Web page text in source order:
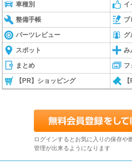
車種別 イ
整備手帳 ブ
パーツレビュー グ
スポット み
まとめ フ
【PR】ショッピング
ログインするとお気に入りの保存や
管理が出来るようになります